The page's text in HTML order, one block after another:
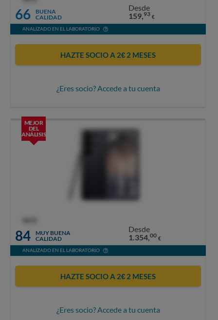
66
BUENA
CALIDAD
Desde
159,93 €
ANALIZADO EN EL LABORATORIO
HAZTE SOCIO A 2€ 2 MESES
¿Eres socio? Accede a tu cuenta
MEJOR
DEL
ANÁLISIS
84
MUY BUENA
CALIDAD
Desde
1.354,00 €
ANALIZADO EN EL LABORATORIO
HAZTE SOCIO A 2€ 2 MESES
¿Eres socio? Accede a tu cuenta